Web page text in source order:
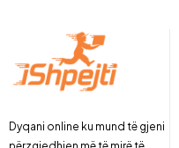
Dyqani online ku mund të gjeni